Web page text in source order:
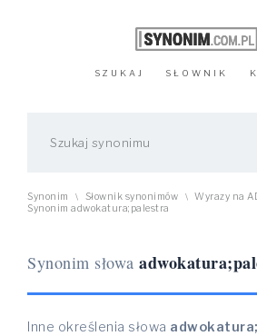
SZUKAJ SŁOWNIK
Synonim \ Słownik synonimów \ Wyrazy na
Synonim adwokatura;palestra
Synonim słowa
Inne określenia słowa